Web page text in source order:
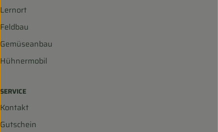
Lernort
Feldbau
Gemüseanbau
Hühnermobil
SERVICE
Kontakt
Gutschein